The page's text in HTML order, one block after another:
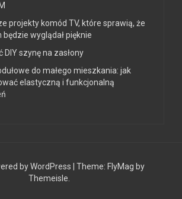
projekty komód TV, które sprawią, że
wyglądał pięknie
DIY szynę na zasłony
do małego mieszkania: jak
elastyczną i funkcjonalną
by WordPress Theme: FlyMag by
Themeisle.